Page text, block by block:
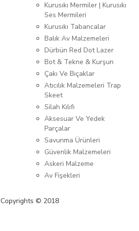
Kurusıkı Mermiler | Kurusıkı
Ses Mermileri
Kurusıkı Tabancalar
Balık Av Malzemeleri
Dürbün Red Dot Lazer
Bot & Tekne & Kurşun
Çakı Ve Bıçaklar
Atıcılık Malzemeleri Trap
Skeet
Silah Kılıfı
Aksesuar Ve Yedek
Parçalar
Savunma Ürünleri
Güvenlik Malzemeleri
Askeri Malzeme
Av Fişekleri
Copyrights © 2018